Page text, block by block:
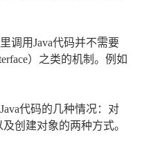
调用Java代码并不需要
）之类的机制。例如
代码的几种情况：对
创建对象的两种方式。